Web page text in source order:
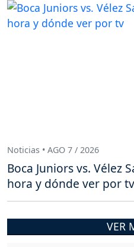
Noticias • AGO 7 / 2026
Boca Juniors vs. Vélez
hora y dónde ver por tv
VER